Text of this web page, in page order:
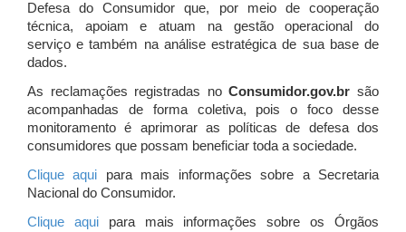
Defesa do Consumidor que, por meio de cooperação
técnica, apoiam e atuam na gestão operacional do
serviço e também na análise estratégica de sua base de
dados.
As reclamações registradas noConsumidor.gov.br são
acompanhadas de forma coletiva, pois o foco desse
monitoramento é aprimorar as políticas de defesa dos
consumidores que possam beneficiar toda a sociedade.
Clique aqui para mais informações sobre a Secretaria
Nacional do Consumidor.
Clique aquipara mais informações sobre os Órgãos